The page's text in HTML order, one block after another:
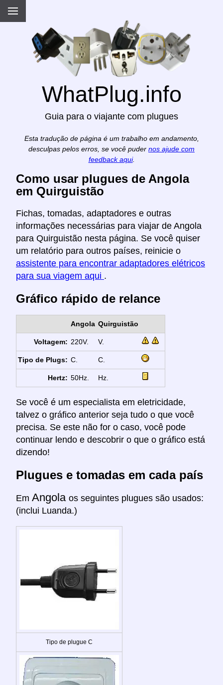
WhatPlug.info
Guia para o viajante com plugues
Esta tradução de página é um trabalho em andamento,
desculpas pelos erros, se você puder nos ajude com
feedback aqui.
Como usar plugues de Angola
em Quirguistão
Fichas, tomadas, adaptadores e outras
informações necessárias para viajar de Angola
para Quirguistão nesta página. Se você quiser
um relatório para outros países, reinicie o
assistente para encontrar adaptadores elétricos
para sua viagem aqui .
Gráfico rápido de relance
Angola Quirguistão
Voltagem: 220V. V.
Tipo de Plugs: C. C.
Hertz: 50Hz. Hz.
Se você é um especialista em eletricidade,
talvez o gráfico anterior seja tudo o que você
precisa. Se este não for o caso, você pode
continuar lendo e descobrir o que o gráfico está
dizendo!
Plugues e tomadas em cada país
Em Angola os seguintes plugues são usados:
(inclui Luanda.)
Tipo de plugue C